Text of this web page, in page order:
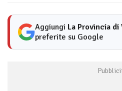
Aggiungi La Provincia di
preferite su Google